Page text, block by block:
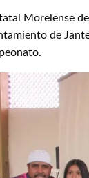
Morelense
de